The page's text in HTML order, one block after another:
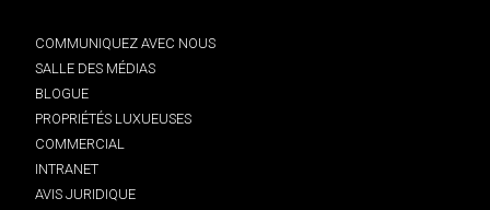
COMMUNIQUEZ AVEC NOUS
SALLE DES MÉDIAS
BLOGUE
PROPRIÉTÉS LUXUEUSES
COMMERCIAL
INTRANET
AVIS JURIDIQUE